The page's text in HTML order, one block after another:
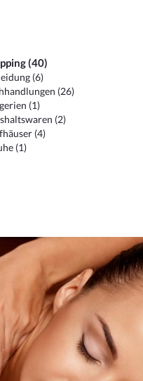
(40)
(6)
(26)
(1)
(2)
(4)
(1)